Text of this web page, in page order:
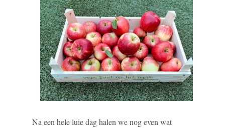
Na een hele luie dag halen we nog even wat